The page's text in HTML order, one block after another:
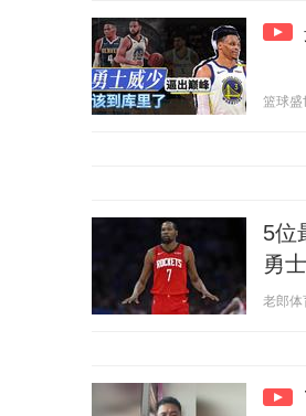
篮球
5位
勇
老郎